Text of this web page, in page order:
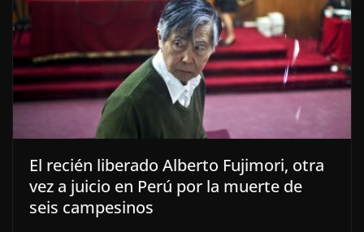
El recién liberado Alberto Fujimori, otra
vez a juicio en Perú por la muerte de
seis campesinos